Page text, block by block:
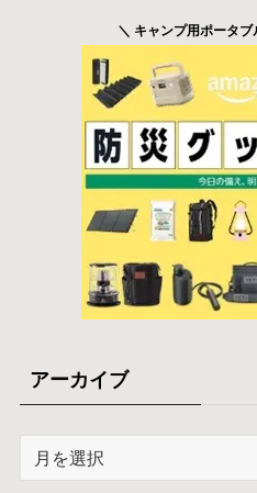
＼ キャンプ用ポータ
アーカイブ